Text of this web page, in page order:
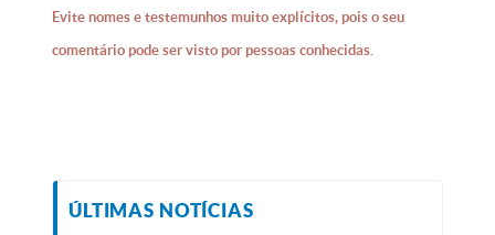
Evite nomes e testemunhos muito explícitos, pois o seu
comentário pode ser visto por pessoas conhecidas.
ÚLTIMAS NOTÍCIAS